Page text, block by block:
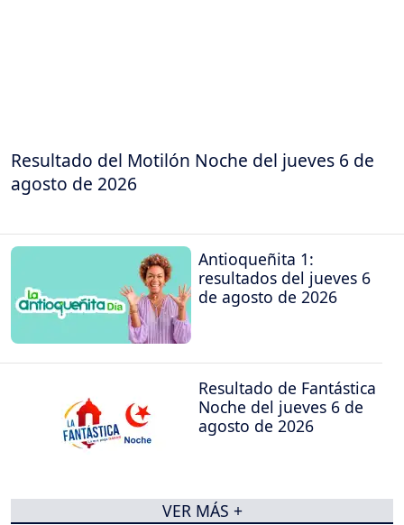
Resultado del Motilón Noche del jueves 6 de
agosto de 2026
Antioqueñita 1:
resultados del jueves 6
de agosto de 2026
Resultado de Fantástica
Noche del jueves 6 de
agosto de 2026
VER MÁS +